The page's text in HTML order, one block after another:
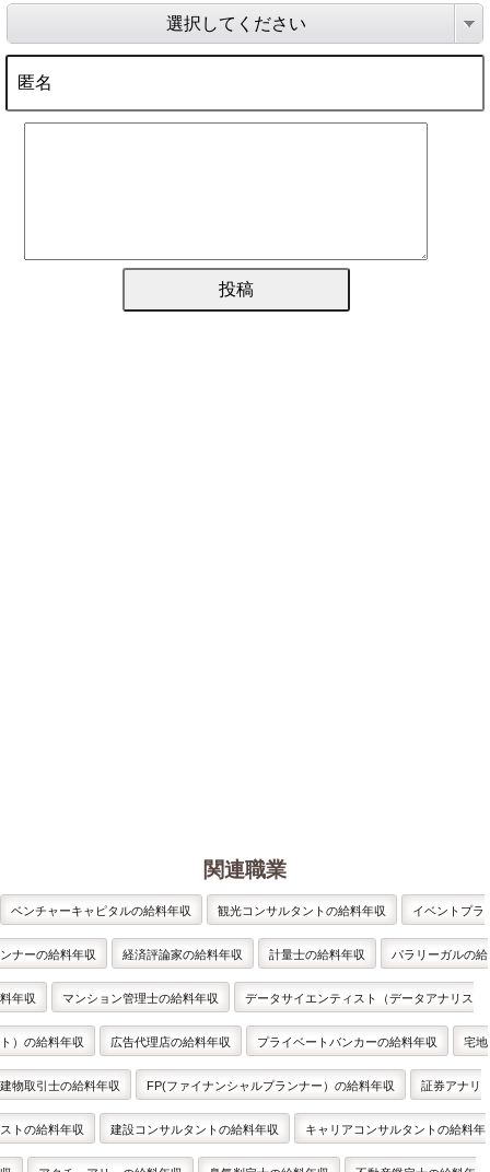
選択してください
関連職業
ベンチャーキャピタルの給料年収 観光コンサルタントの給料年収 イベントプラ
ンナーの給料年収 経済評論家の給料年収 計量士の給料年収 パラリーガルの給
料年収 マンション管理士の給料年収 データサイエンティスト（データアナリス
ト）の給料年収 広告代理店の給料年収 プライベートバンカーの給料年収 宅地
建物取引士の給料年収 FP(ファイナンシャルプランナー）の給料年収 証券アナリ
ストの給料年収 建設コンサルタントの給料年収 キャリアコンサルタントの給料年